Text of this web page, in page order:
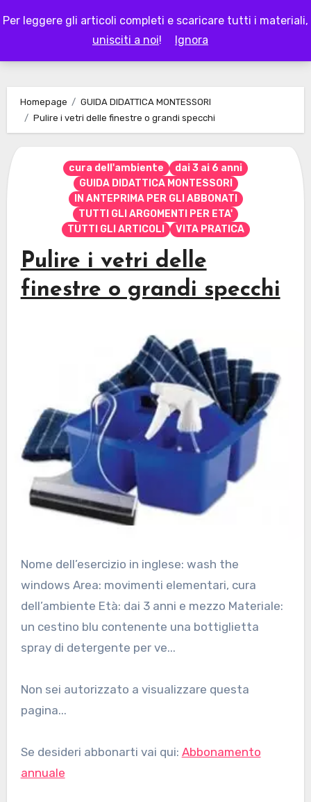
Per leggere gli articoli completi e scaricare tutti i materiali,
unisciti a noi! Ignora
to
LAPAPPADOLCE
Homepage
GUIDA DIDATTICA MONTESSORI
Pulire i vetri delle finestre o grandi specchi
cura dell'ambiente
dai 3 ai 6 anni
GUIDA DIDATTICA MONTESSORI
IN ANTEPRIMA PER GLI ABBONATI
TUTTI GLI ARGOMENTI PER ETA'
TUTTI GLI ARTICOLI
VITA PRATICA
Pulire i vetri delle
finestre o grandi specchi
Nome dell’esercizio in inglese: wash the
windows Area: movimenti elementari, cura
dell’ambiente Età: dai 3 anni e mezzo Materiale:
un cestino blu contenente una bottiglietta
spray di detergente per ve...
Non sei autorizzato a visualizzare questa
pagina...
Se desideri abbonarti vai qui: Abbonamento
annuale